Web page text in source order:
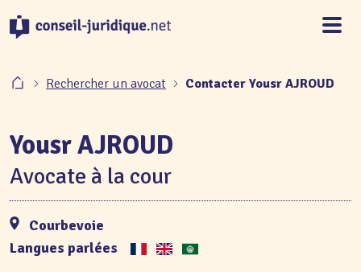
Rechercher un avocat Contacter Yousr AJROUD
Yousr AJROUD
Avocate à la cour
Courbevoie
Langues parlées